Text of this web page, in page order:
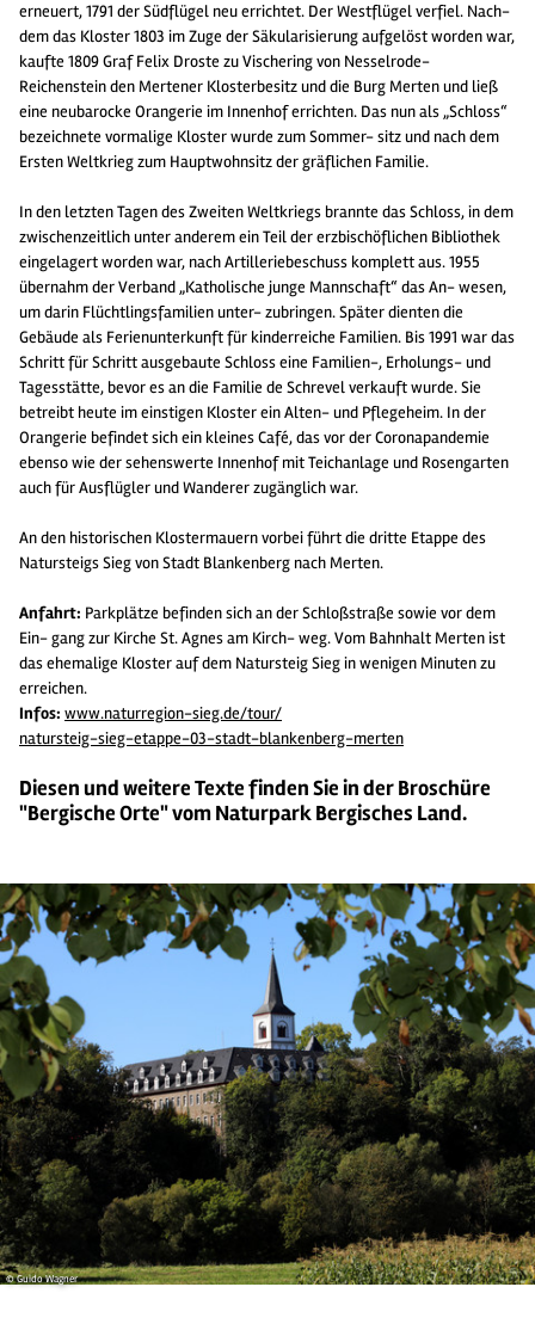
erneuert, 1791 der Südflügel neu errichtet. Der Westflügel verfiel. Nach-
dem das Kloster 1803 im Zuge der Säkularisierung aufgelöst worden war,
kaufte 1809 Graf Felix Droste zu Vischering von Nesselrode-
Reichenstein den Mertener Klosterbesitz und die Burg Merten und ließ
eine neubarocke Orangerie im Innenhof errichten. Das nun als „Schloss“
bezeichnete vormalige Kloster wurde zum Sommer- sitz und nach dem
Ersten Weltkrieg zum Hauptwohnsitz der gräflichen Familie.
In den letzten Tagen des Zweiten Weltkriegs brannte das Schloss, in dem
zwischenzeitlich unter anderem ein Teil der erzbischöflichen Bibliothek
eingelagert worden war, nach Artilleriebeschuss komplett aus. 1955
übernahm der Verband „Katholische junge Mannschaft“ das An- wesen,
um darin Flüchtlingsfamilien unter- zubringen. Später dienten die
Gebäude als Ferienunterkunft für kinderreiche Familien. Bis 1991 war das
Schritt für Schritt ausgebaute Schloss eine Familien-, Erholungs- und
Tagesstätte, bevor es an die Familie de Schrevel verkauft wurde. Sie
betreibt heute im einstigen Kloster ein Alten- und Pflegeheim. In der
Orangerie befindet sich ein kleines Café, das vor der Coronapandemie
ebenso wie der sehenswerte Innenhof mit Teichanlage und Rosengarten
auch für Ausflügler und Wanderer zugänglich war.
An den historischen Klostermauern vorbei führt die dritte Etappe des
Natursteigs Sieg von Stadt Blankenberg nach Merten.
Anfahrt: Parkplätze befinden sich an der Schloßstraße sowie vor dem
Ein- gang zur Kirche St. Agnes am Kirch- weg. Vom Bahnhalt Merten ist
das ehemalige Kloster auf dem Natursteig Sieg in wenigen Minuten zu
erreichen.
Infos: www.naturregion-sieg.de/tour/
natursteig-sieg-etappe-03-stadt-blankenberg-merten
Diesen und weitere Texte finden Sie in der Broschüre
"Bergische Orte" vom Naturpark Bergisches Land.
© Guido Wagner